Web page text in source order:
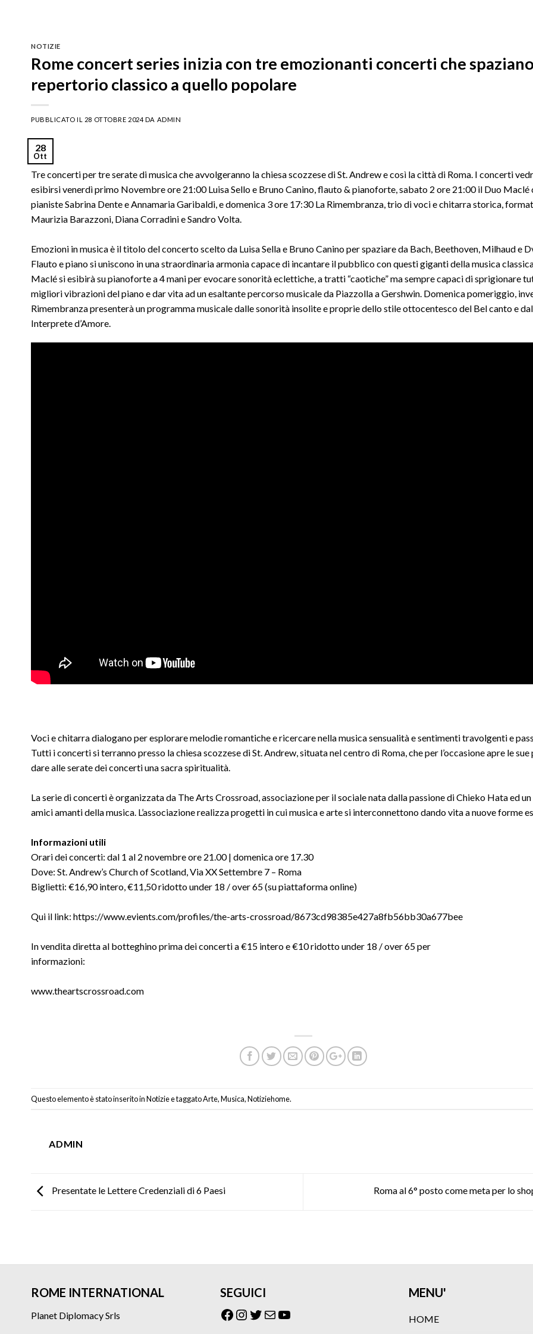
NOTIZIE
Rome concert series inizia con tre emozionanti concerti che
repertorio classico a quello popolare
PUBBLICATO IL 28 OTTOBRE 2024DA ADMIN
28
Ott
Tre concerti per tre serate di musica che avvolgeranno la chiesa scozzese di St. Andrew e così la città di Roma. I concerti
esibirsi venerdì primo Novembre ore 21:00 Luisa Sello e Bruno Canino, flauto & pianoforte, sabato 2 ore 21:00 il Duo Maclé
pianiste Sabrina Dente e Annamaria Garibaldi, e domenica 3 ore 17:30 La Rimembranza, trio di voci e chitarra storica,
Maurizia Barazzoni, Diana Corradini e Sandro Volta.
Emozioni in musica è il titolo del concerto scelto da Luisa Sella e Bruno Canino per spaziare da Bach, Beethoven, Milhaud e
Flauto e piano si uniscono in una straordinaria armonia capace di incantare il pubblico con questi giganti della musica
Maclé si esibirà su pianoforte a 4 mani per evocare sonorità eclettiche, a tratti “caotiche” ma sempre capaci di sprigionare
migliori vibrazioni del piano e dar vita ad un esaltante percorso musicale da Piazzolla a Gershwin. Domenica pomeriggio,
Rimembranza presenterà un programma musicale dalle sonorità insolite e proprie dello stile ottocentesco del Bel canto e
Interprete d’Amore.
Voci e chitarra dialogano per esplorare melodie romantiche e ricercare nella musica sensualità e sentimenti travolgenti e
Tutti i concerti si terranno presso la chiesa scozzese di St. Andrew, situata nel centro di Roma, che per l’occasione apre le
dare alle serate dei concerti una sacra spiritualità.
La serie di concerti è organizzata da The Arts Crossroad, associazione per il sociale nata dalla passione di Chieko Hata ed
amici amanti della musica. L’associazione realizza progetti in cui musica e arte si interconnettono dando vita a nuove forme
Informazioni utili
Orari dei concerti: dal 1 al 2 novembre ore 21.00 | domenica ore 17.30
Dove: St. Andrew’s Church of Scotland, Via XX Settembre 7 – Roma
Biglietti: €16,90 intero, €11,50 ridotto under 18 / over 65 (su piattaforma online)
Qui il link: https://www.evients.com/profiles/the-arts-crossroad/8673cd98385e427a8fb56bb30a677bee
In vendita diretta al botteghino prima dei concerti a €15 intero e €10 ridotto under 18 / over 65 per
informazioni:
www.theartscrossroad.com
Questo elemento è stato inserito inNotiziee taggatoArte,Musica,Notiziehome.
ADMIN
Presentate le Lettere Credenziali di 6 Paesi Roma al 6° posto come meta per lo
ROME INTERNATIONAL
Planet Diplomacy Srls
SEGUICI
Facebook
Instagram
Twitter
EmailYouTube
MENU'
HOME